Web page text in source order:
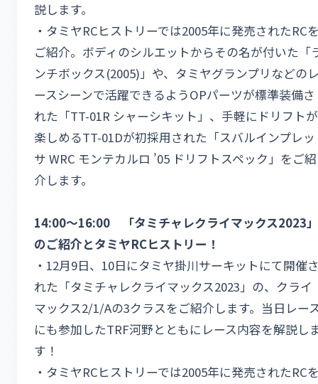
説します。
・タミヤRCヒストリーでは2005年に発売されたRC
ご紹介。ボディのシルエットからその名が付いた「
ンチボックス(2005)」や、タミヤグランプリなどの
ースシーンで活躍できるようOPパーツが標準装備さ
れた「TT-01R シャーシキット」、手軽にドリフトが
楽しめるTT-01Dが初採用された「スバルインプレッ
サ WRC モンテカルロ ’05 ドリフトスペック」をご紹
介します。
14:00～16:00 「タミチャレクライマックス2023」
のご紹介とタミヤRCヒストリー！
・12月9日、10日にタミヤ掛川サーキットにて開催
れた「タミチャレクライマックス2023」の、クライ
マックス2/1/Aの3クラスをご紹介します。当日レー
にも参加したTRF河野とともにレース内容を解説し
す！
・タミヤRCヒストリーでは2005年に発売されたRC